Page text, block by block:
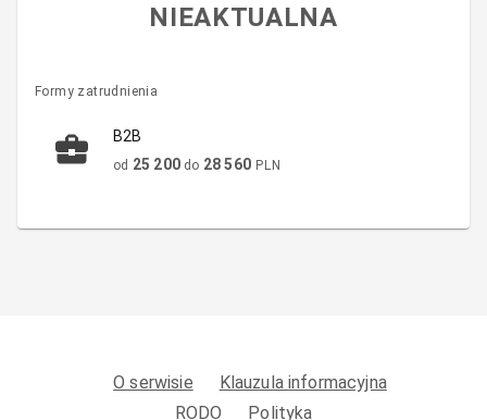
NIEAKTUALNA
Formy zatrudnienia
B2B
od 25 200 do 28 560 PLN
O serwisie
Klauzula informacyjna
RODO
Polityka